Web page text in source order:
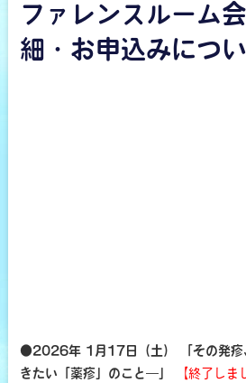
ファレンスルーム
細・お申込みにつ
●2026年 1月17日（土） 「その発疹
きたい「薬疹」のこと―」
【終了しま